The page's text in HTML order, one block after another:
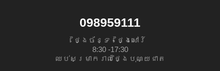
098959111
ថ្ងៃច័ន្ទ - ថ្ងៃសៅរ៍
8:30 -17:30
ឈប់សម្រាករាល់ថ្ងៃបុណ្យជាត